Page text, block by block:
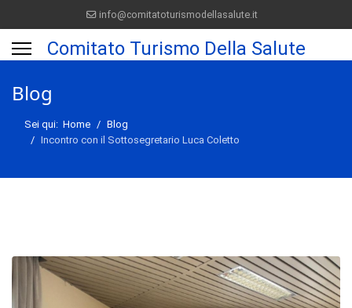
info@comitatoturismodellasalute.it
Comitato Turismo Della Salute
Blog
Sei qui: Home
Blog
Incontro con il Sottosegretario Luca Coletto